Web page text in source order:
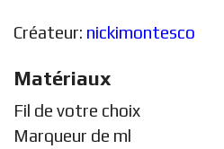
Créateur: nickimontesco
Matériaux
Fil de votre choix
Marqueur de ml